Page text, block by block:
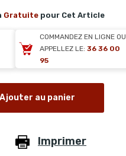
Gratuite pour Cet Article
COMMANDEZ EN LIGNE OU
APPELLEZ LE: 36 36 00
95
Ajouter au panier
Imprimer